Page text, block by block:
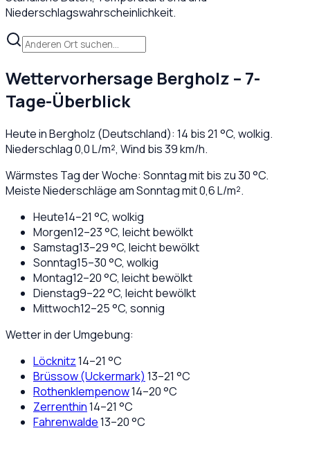
Niederschlagswahrscheinlichkeit.
Wettervorhersage Bergholz – 7-
Tage-Überblick
Heute inBergholz (Deutschland): 14 bis21 °C, wolkig.
Niederschlag0,0L/m², Wind bis39km/h.
Wärmstes Tag der Woche: Sonntag mit bis zu 30 °C.
Meiste Niederschläge am Sonntag mit 0,6 L/m².
Heute14–21 °C, wolkig
Morgen12–23°C, leicht bewölkt
Samstag13–29°C, leicht bewölkt
Sonntag15–30°C, wolkig
Montag12–20°C, leicht bewölkt
Dienstag9–22°C, leicht bewölkt
Mittwoch12–25°C, sonnig
Wetter in der Umgebung:
Löcknitz14–21 °C
Brüssow (Uckermark) 13–21 °C
Rothenklempenow14–20°C
Zerrenthin14–21 °C
Fahrenwalde13–20°C